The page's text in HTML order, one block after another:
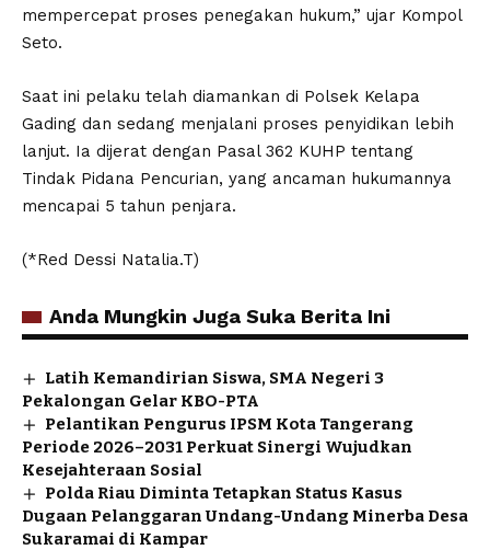
mempercepat proses penegakan hukum,” ujar Kompol
Seto.
Saat ini pelaku telah diamankan di Polsek Kelapa
Gading dan sedang menjalani proses penyidikan lebih
lanjut. Ia dijerat dengan Pasal 362 KUHP tentang
Tindak Pidana Pencurian, yang ancaman hukumannya
mencapai 5 tahun penjara.
(*Red Dessi Natalia.T)
Anda Mungkin Juga Suka Berita Ini
Latih Kemandirian Siswa, SMA Negeri 3
Pekalongan Gelar KBO-PTA
Pelantikan Pengurus IPSM Kota Tangerang
Periode 2026–2031 Perkuat Sinergi Wujudkan
Kesejahteraan Sosial
Polda Riau Diminta Tetapkan Status Kasus
Dugaan Pelanggaran Undang-Undang Minerba Desa
Sukaramai di Kampar